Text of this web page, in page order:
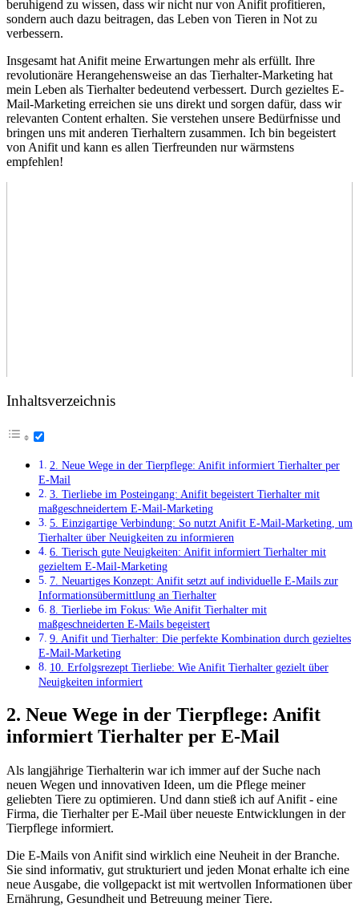
beruhigend zu wissen, ⁤dass wir nicht nur von Anifit⁢ profitieren,
sondern ⁢auch dazu beitragen, das ‌Leben von Tieren in Not zu
verbessern.
Insgesamt hat Anifit meine Erwartungen mehr⁢ als erfüllt.​ Ihre
revolutionäre Herangehensweise an ​das Tierhalter-Marketing hat
mein Leben als Tierhalter bedeutend verbessert.⁣ Durch gezieltes⁣ E-
Mail-Marketing erreichen sie uns direkt und sorgen dafür, dass wir
relevanten ⁢Content erhalten. Sie ⁤verstehen unsere Bedürfnisse und
bringen uns mit anderen Tierhaltern ‌zusammen. ‌Ich‍ bin begeistert
von Anifit und kann es‍ allen Tierfreunden nur wärmstens
empfehlen!
Inhaltsverzeichnis
2. Neue Wege in der Tierpflege: Anifit informiert Tierhalter per
E-Mail
3. Tierliebe im Posteingang: Anifit begeistert Tierhalter mit
maßgeschneidertem E-Mail-Marketing
5. Einzigartige Verbindung: ​So‌ nutzt Anifit E-Mail-Marketing, um
Tierhalter⁣ über Neuigkeiten zu informieren
6. Tierisch gute Neuigkeiten: Anifit informiert Tierhalter mit
⁣gezieltem E-Mail-Marketing
7. Neuartiges Konzept: Anifit setzt auf individuelle E-Mails zur
Informationsübermittlung⁢ an ⁣Tierhalter
8. Tierliebe ‌im Fokus:⁢ Wie Anifit Tierhalter mit
maßgeschneiderten E-Mails begeistert
9. Anifit und Tierhalter: Die perfekte Kombination durch gezieltes
E-Mail-Marketing
10. Erfolgsrezept Tierliebe: Wie Anifit‌ Tierhalter gezielt über
Neuigkeiten informiert
2. Neue Wege in der Tierpflege: Anifit
informiert Tierhalter per E-Mail
Als langjährige Tierhalterin⁤ war ich immer auf der ​Suche nach
neuen Wegen und innovativen Ideen, um die Pflege meiner
geliebten Tiere zu optimieren. Und dann stieß ich auf Anifit -​ eine
Firma, die Tierhalter per ⁣E-Mail über neueste Entwicklungen in⁤ der
Tierpflege informiert.
Die E-Mails von Anifit sind wirklich eine‍ Neuheit in der⁣ Branche.
Sie sind informativ,⁢ gut strukturiert und jeden Monat erhalte ich eine
neue Ausgabe, die vollgepackt ist mit wertvollen Informationen über
Ernährung, Gesundheit und Betreuung meiner Tiere.